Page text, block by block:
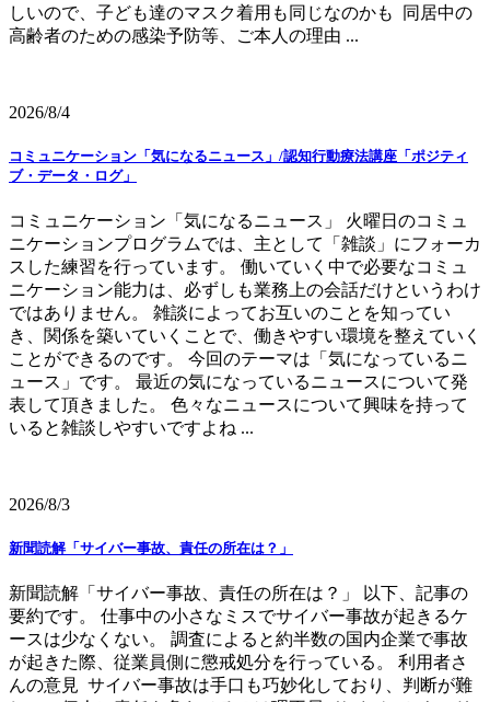
しいので、子ども達のマスク着用も同じなのかも 同居中の
高齢者のための感染予防等、ご本人の理由 ...
2026/8/4
コミュニケーション「気になるニュース」/認知行動療法講座「ポジティ
ブ・データ・ログ」
コミュニケーション「気になるニュース」 火曜日のコミュ
ニケーションプログラムでは、主として「雑談」にフォーカ
スした練習を行っています。 働いていく中で必要なコミュ
ニケーション能力は、必ずしも業務上の会話だけというわけ
ではありません。 雑談によってお互いのことを知ってい
き、関係を築いていくことで、働きやすい環境を整えていく
ことができるのです。 今回のテーマは「気になっているニ
ュース」です。 最近の気になっているニュースについて発
表して頂きました。 色々なニュースについて興味を持って
いると雑談しやすいですよね ...
2026/8/3
新聞読解「サイバー事故、責任の所在は？」
新聞読解「サイバー事故、責任の所在は？」 以下、記事の
要約です。 仕事中の小さなミスでサイバー事故が起きるケ
ースは少なくない。 調査によると約半数の国内企業で事故
が起きた際、従業員側に懲戒処分を行っている。 利用者さ
んの意見 サイバー事故は手口も巧妙化しており、判断が難